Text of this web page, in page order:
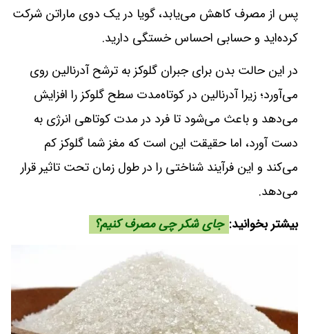
پس از مصرف کاهش می‌یابد، گویا در یک دوی ماراتن شرکت
کرده‌اید و حسابی احساس خستگی دارید.
در این حالت بدن برای جبران گلوکز به ترشح آدرنالین روی
می‌آورد؛ زیرا آدرنالین در کوتاه‌مدت سطح گلوکز را افزایش
می‌دهد و باعث می‌شود تا فرد در مدت کوتاهی انرژی به
دست آورد، اما حقیقت این است که مغز شما گلوکز کم
می‌کند و این فرآیند شناختی را در طول زمان تحت تاثیر قرار
می‌دهد.
بیشتر بخوانید: جای شکر چی مصرف کنیم؟